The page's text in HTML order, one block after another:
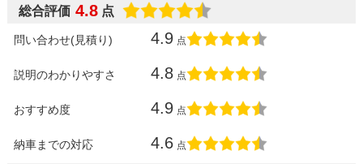
総合評価 4.8 点
問い合わせ(見積り) 4.9 点
説明のわかりやすさ 4.8 点
おすすめ度 4.9 点
納車までの対応 4.6 点